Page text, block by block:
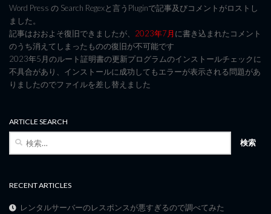
Word Press の Search Regexと言うPluginで記事及びコメントがロストし
ました。
記事はおおよそ復旧できましたが、 2023年7月に書き込まれたコメント
のうち消えてしまったものの復旧が不可能です
2023年5月のルート証明書の更新プログラムのインストールチェックに
不具合があり、インストールに成功してもエラーが表示される問題があ
りましたのでファイルを差し替えました
ARTICLE SEARCH
RECENT ARTICLES
レンタルサーバーのレスポンスが悪すぎるので調べてみた